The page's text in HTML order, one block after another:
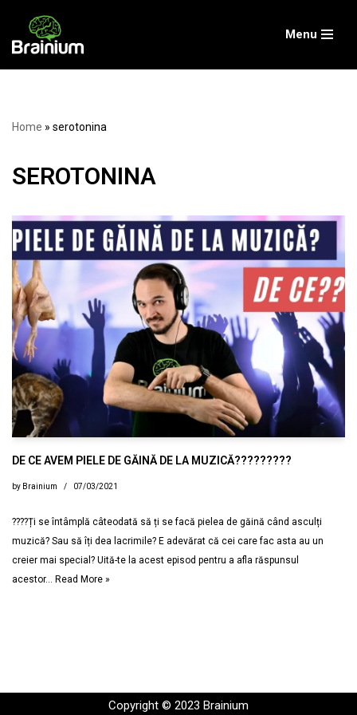
Skip
Menu
Home » serotonina
SEROTONINA
DE CE AVEM PIELE DE GĂINĂ DE LA MUZICĂ?????????
by Brainium 07/03/2021
????Ți se întâmplă câteodată să ți se facă pielea de găină când asculți
muzică? Sau să îți dea lacrimile? E adevărat că cei care fac asta au un
creier mai special? Uită-te la acest episod pentru a afla răspunsul
acestor… Read More »
Copyright © 2023 Brainium